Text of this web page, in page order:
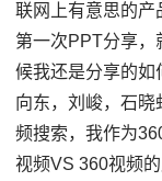
联网上有意思的产
第一次PPT分享，
候我还是分享的如
向东，刘峻，石
频搜索，我作为
视频VS 360视频